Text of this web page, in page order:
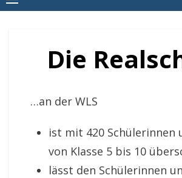
Die
…an der WLS
ist mit 420 Schülerinnen
von Klasse 5 bis 10
lässt den Schülerinnen